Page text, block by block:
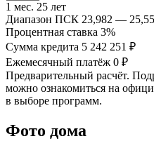
1 мес. 25 лет
Диапазон ПСК 23,982 —
Процентная ставка 3%
Сумма кредита 5 242 251 ₽
Ежемесячный платёж 0 ₽
Предварительный расчёт.
можно ознакомиться на
в выборе программ.
Фото дома